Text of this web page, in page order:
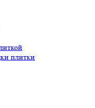
плитки